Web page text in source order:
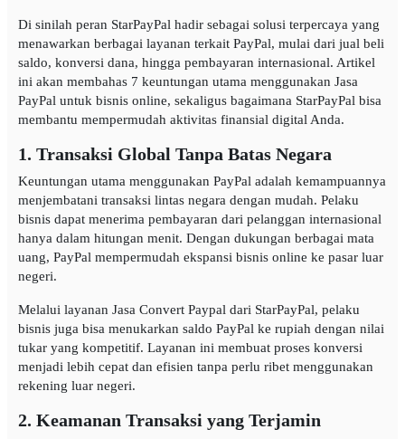
Di sinilah peran StarPayPal hadir sebagai solusi terpercaya yang
menawarkan berbagai layanan terkait PayPal, mulai dari jual beli
saldo, konversi dana, hingga pembayaran internasional. Artikel
ini akan membahas 7 keuntungan utama menggunakan Jasa
PayPal untuk bisnis online, sekaligus bagaimana StarPayPal bisa
membantu mempermudah aktivitas finansial digital Anda.
1. Transaksi Global Tanpa Batas Negara
Keuntungan utama menggunakan PayPal adalah kemampuannya
menjembatani transaksi lintas negara dengan mudah. Pelaku
bisnis dapat menerima pembayaran dari pelanggan internasional
hanya dalam hitungan menit. Dengan dukungan berbagai mata
uang, PayPal mempermudah ekspansi bisnis online ke pasar luar
negeri.
Melalui layanan Jasa Convert Paypal dari StarPayPal, pelaku
bisnis juga bisa menukarkan saldo PayPal ke rupiah dengan nilai
tukar yang kompetitif. Layanan ini membuat proses konversi
menjadi lebih cepat dan efisien tanpa perlu ribet menggunakan
rekening luar negeri.
2. Keamanan Transaksi yang Terjamin